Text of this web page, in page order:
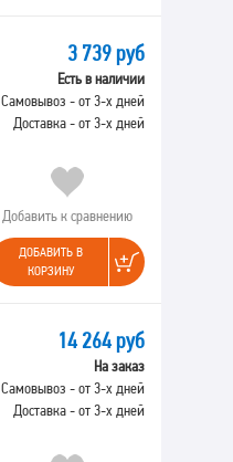
3 739 руб
Есть в наличии
Самовывоз - от 3-х дней
Доставка - от 3-х дней
Добавить к сравнению
ДОБАВИТЬ В
КОРЗИНУ
14 264 руб
На заказ
Самовывоз - от 3-х дней
Доставка - от 3-х дней